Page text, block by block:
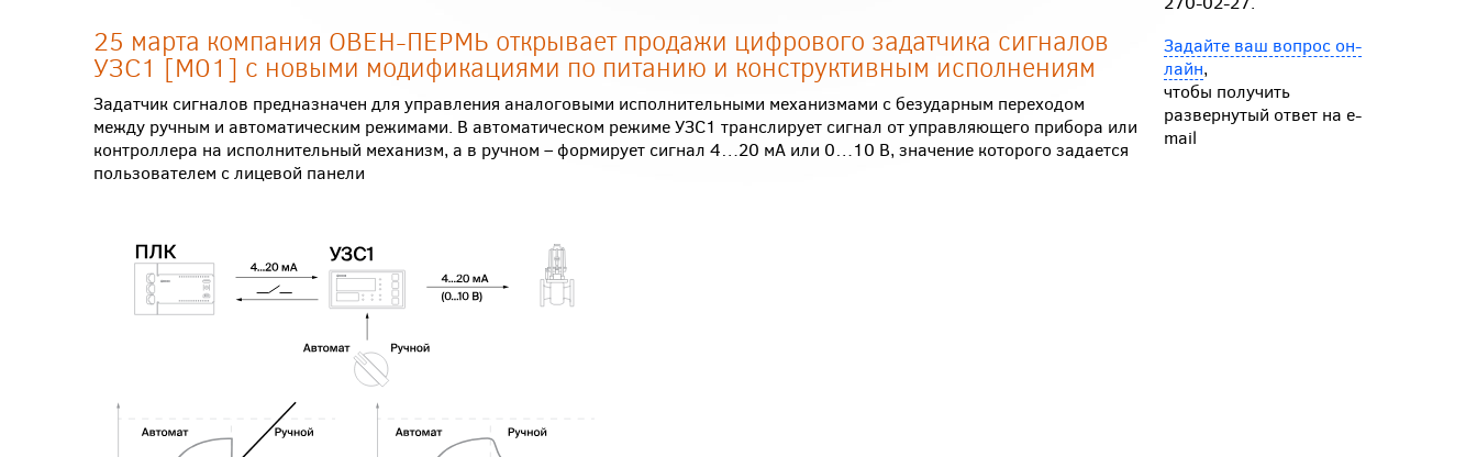
25 марта компания ОВЕН-ПЕРМЬ открывает продажи цифрового задатчика сигналов
УЗС1 [M01] с новыми модификациями по питанию и конструктивным исполнениям
Задатчик сигналов предназначен для управления аналоговыми исполнительными механизмами с безударным переходом
между ручным и автоматическим режимами. В автоматическом режиме УЗС1 транслирует сигнал от управляющего прибора или
контроллера на исполнительный механизм, а в ручном – формирует сигнал 4…20 мА или 0…10 В, значение которого задается
пользователем с лицевой панели
Задайте ваш вопрос он-
лайн,
чтобы получить
развернутый ответ на e-
mail